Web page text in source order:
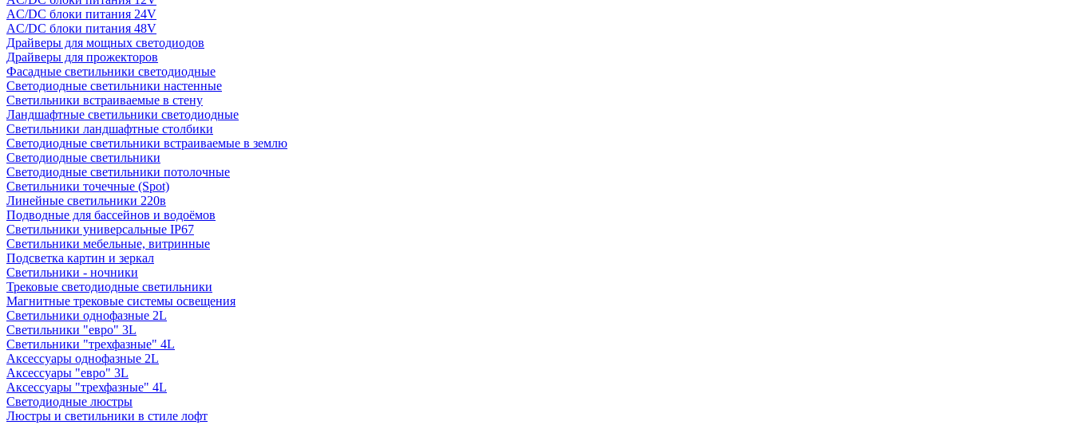
AC/DC блоки питания 24V
AC/DC блоки питания 48V
Драйверы для мощных светодиодов
Драйверы для прожекторов
Фасадные светильники светодиодные
Светодиодные светильники настенные
Светильники встраиваемые в стену
Ландшафтные светильники светодиодные
Светильники ландшафтные столбики
Светодиодные светильники встраиваемые в землю
Светодиодные светильники
Светодиодные светильники потолочные
Светильники точечные (Spot)
Линейные светильники 220в
Подводные для бассейнов и водоёмов
Светильники универсальные IP67
Светильники мебельные, витринные
Подсветка картин и зеркал
Светильники - ночники
Трековые светодиодные светильники
Магнитные трековые системы освещения
Светильники однофазные 2L
Светильники "евро" 3L
Светильники "трехфазные" 4L
Аксессуары однофазные 2L
Аксессуары "евро" 3L
Аксессуары "трехфазные" 4L
Светодиодные люстры
Люстры и светильники в стиле лофт